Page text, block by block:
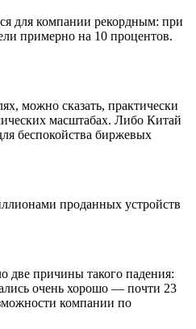
для компании рекордным: при
примерно на 10 процентов.
можно сказать, практически
масштабах. Либо Китай
беспокойства биржевых
проданных устройств
две причины такого падения:
очень хорошо — почти 23
компании по